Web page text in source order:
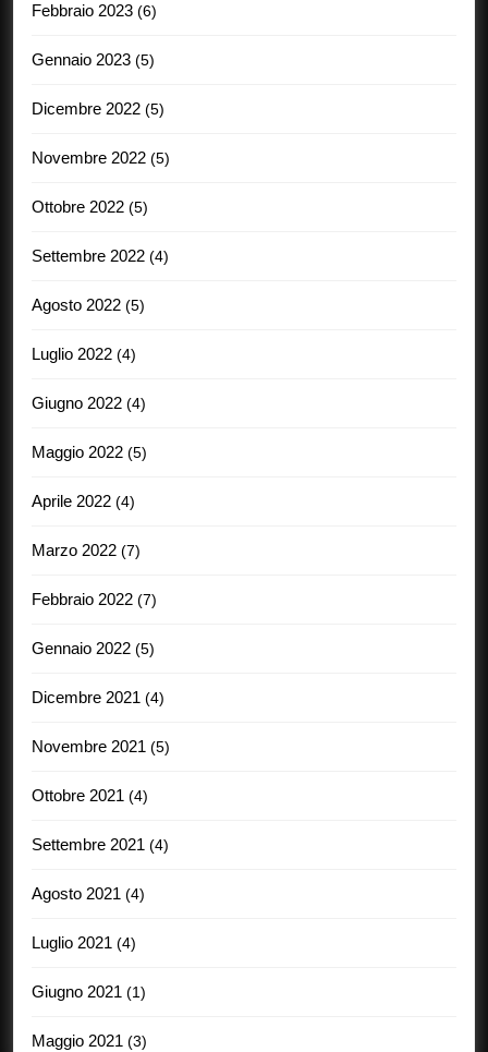
Febbraio 2023 (6)
Gennaio 2023 (5)
Dicembre 2022 (5)
Novembre 2022 (5)
Ottobre 2022 (5)
Settembre 2022 (4)
Agosto 2022 (5)
Luglio 2022 (4)
Giugno 2022 (4)
Maggio 2022 (5)
Aprile 2022 (4)
Marzo 2022 (7)
Febbraio 2022 (7)
Gennaio 2022 (5)
Dicembre 2021 (4)
Novembre 2021 (5)
Ottobre 2021 (4)
Settembre 2021 (4)
Agosto 2021 (4)
Luglio 2021 (4)
Giugno 2021 (1)
Maggio 2021 (3)